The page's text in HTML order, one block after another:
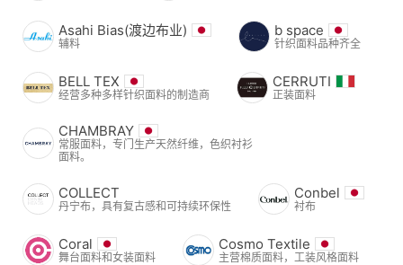
Asahi Bias(渡边布业)
辅料
b space
针织面料品种齐全
BELL TEX
经营多种多样针织面料的制造商
CERRUTI
正装面料
CHAMBRAY
常服面料，专门生产天然纤维，色织衬衫
面料。
COLLECT
丹宁布，具有复古感和可持续环保性
Conbel
衬布
Coral
舞台面料和女装面料
Cosmo Textile
主营棉质面料，工装风格面料